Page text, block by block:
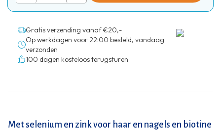
Gratis verzending vanaf €20,-
Op werkdagen voor 22:00 besteld, vandaag
verzonden
100 dagen kosteloos terugsturen
Met selenium en zink voor haar en nagels en biotine